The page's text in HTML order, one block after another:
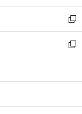
開
く
ウ
で
開
く
ン
ド
ウ
で
ウ
ィ
ン
ド
開
新
し
い
ン
ウ
新
ウ
ン